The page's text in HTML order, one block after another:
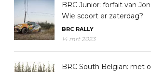
BRC Junior: forfait van
Wie scoort er zaterdag?
BRC RALLY
14 mrt 2023
BRC South Belgian: met